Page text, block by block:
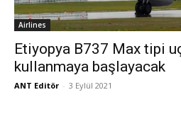
Airlines
Etiyopya B737 Max tipi
kullanmaya başlayacak
ANT Editör - 3 Eylül 2021